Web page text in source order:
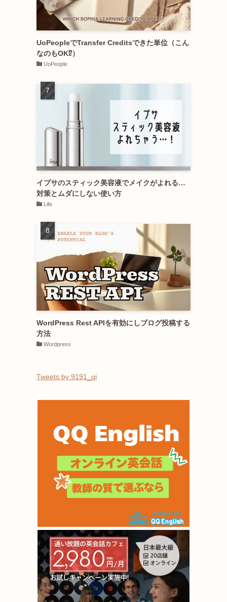
UoPeopleでTransfer Creditsできた単位（こん
なのもOK⁉︎）
UoPeople
イプサのスティック美容液でメイクがよれる…
対策とムダにしない使い方
Life
WordPress Rest APIを有効にしブログ投稿する
方法
Wordpress
Tweets by 9191_qi